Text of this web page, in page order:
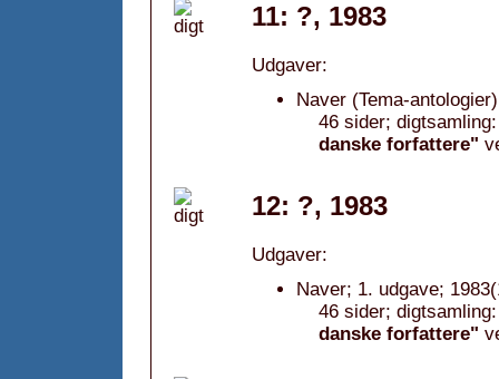
11: ?, 1983
Udgaver:
Naver (Tema-
46 sider;
danske forfattere"
12: ?, 1983
Udgaver:
Naver; 1. udgave;
46 sider;
danske forfattere"